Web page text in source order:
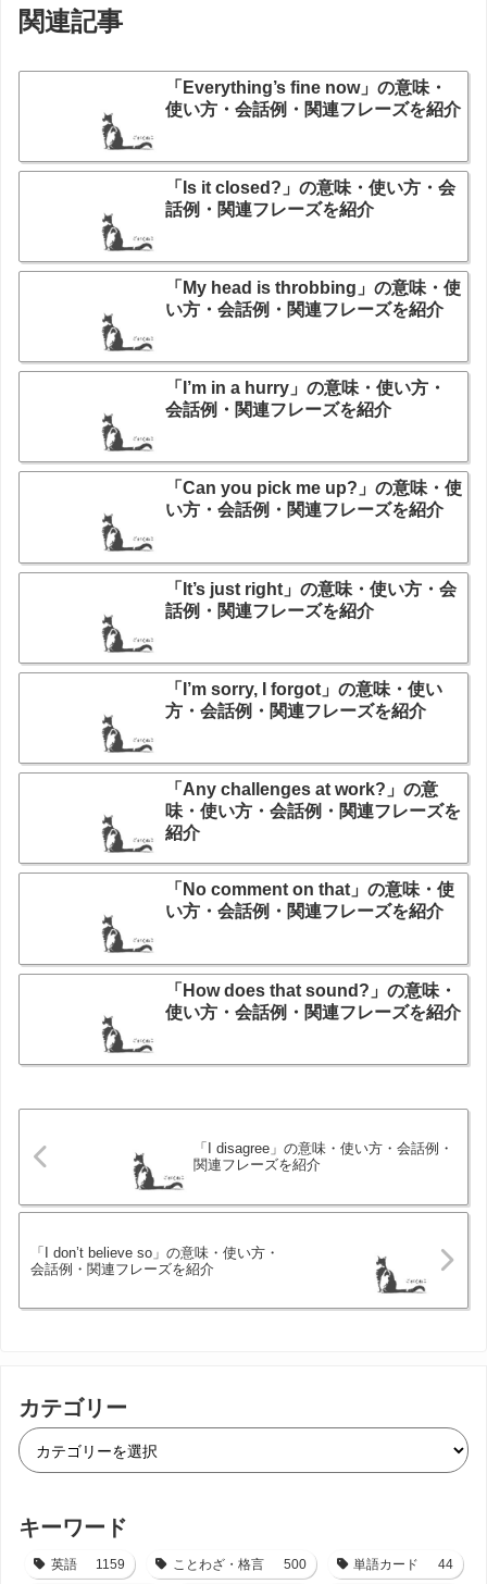
関連記事
「Everything’s fine now」の意味・
使い方・会話例・関連フレーズを紹介
「Is it closed?」の意味・使い方・会
話例・関連フレーズを紹介
「My head is throbbing」の意味・使
い方・会話例・関連フレーズを紹介
「I’m in a hurry」の意味・使い方・
会話例・関連フレーズを紹介
「Can you pick me up?」の意味・使
い方・会話例・関連フレーズを紹介
「It’s just right」の意味・使い方・会
話例・関連フレーズを紹介
「I’m sorry, I forgot」の意味・使い
方・会話例・関連フレーズを紹介
「Any challenges at work?」の意
味・使い方・会話例・関連フレーズを
紹介
「No comment on that」の意味・使
い方・会話例・関連フレーズを紹介
「How does that sound?」の意味・
使い方・会話例・関連フレーズを紹介
「I disagree」の意味・使い方・会話例・
関連フレーズを紹介
「I don’t believe so」の意味・使い方・
会話例・関連フレーズを紹介
カテゴリー
キーワード
英語 1159 ことわざ・格言 500 単語カード 44